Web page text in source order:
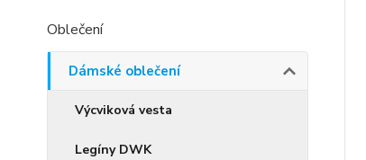
Oblečení
Dámské oblečení
Výcviková vesta
Legíny DWK